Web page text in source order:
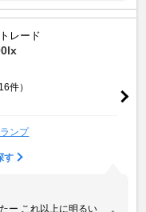
レード
件）
ンプ
す
ー これ以上に明るい